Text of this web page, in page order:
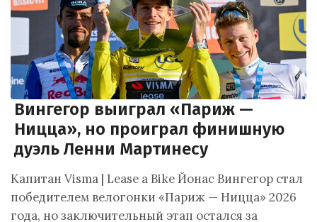
Вингегор выиграл «Париж —
Ницца», но проиграл финишную
дуэль Ленни Мартинесу
Капитан Visma | Lease a Bike Йонас Вингегор стал
победителем велогонки «Париж — Ницца» 2026
года, но заключительный этап остался за